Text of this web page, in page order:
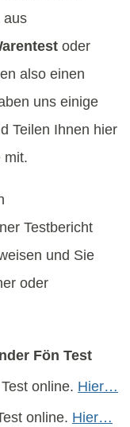
aus
oder
also einen
uns einige
Teilen Ihnen hier
mit.
Testbericht
und Sie
oder
Fön Test
online. Hier…
online. Hier…